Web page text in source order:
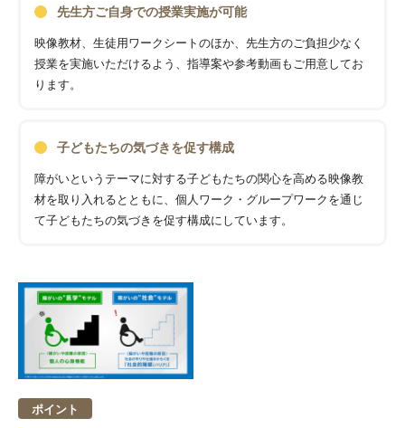
先生方ご自身での授業実施が可能
映像教材、生徒用ワークシートのほか、先生方のご負担少なく
授業を実施いただけるよう、指導案や参考動画もご用意してお
ります。
子どもたちの気づきを促す構成
障がいというテーマに対する子どもたちの関心を高める映像教
材を取り入れるとともに、個人ワーク・グループワークを通じ
て子どもたちの気づきを促す構成にしています。
ポイント